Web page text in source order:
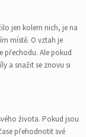
jen kolem nich, je na
místě. O vztah je
přechodu. Ale pokud
a snažit se znovu si
života. Pokud jsou
přehodnotit své